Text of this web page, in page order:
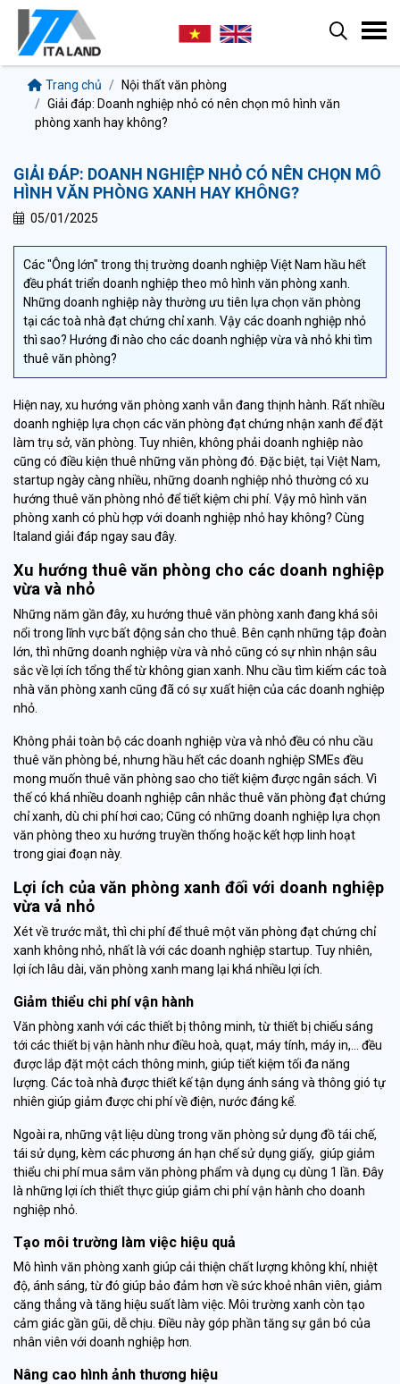
Trang chủ
Nội thất văn phòng
Giải đáp: Doanh nghiệp nhỏ có nên chọn mô hình văn
phòng xanh hay không?
GIẢI ĐÁP: DOANH NGHIỆP NHỎ CÓ NÊN CHỌN MÔ
HÌNH VĂN PHÒNG XANH HAY KHÔNG?
05/01/2025
Các "Ông lớn" trong thị trường doanh nghiệp Việt Nam hầu hết
đều phát triển doanh nghiệp theo mô hình văn phòng xanh.
Những doanh nghiệp này thường ưu tiên lựa chọn văn phòng
tại các toà nhà đạt chứng chỉ xanh. Vậy các doanh nghiệp nhỏ
thì sao? Hướng đi nào cho các doanh nghiệp vừa và nhỏ khi tìm
thuê văn phòng?
Hiện nay, xu hướng văn phòng xanh vẫn đang thịnh hành. Rất nhiều
doanh nghiệp lựa chọn các văn phòng đạt chứng nhận xanh để đặt
làm trụ sở, văn phòng. Tuy nhiên, không phải doanh nghiệp nào
cũng có điều kiện thuê những văn phòng đó. Đặc biệt, tại Việt Nam,
startup ngày càng nhiều, những doanh nghiệp nhỏ thường có xu
hướng thuê văn phòng nhỏ để tiết kiệm chi phí. Vậy mô hình văn
phòng xanh có phù hợp với doanh nghiệp nhỏ hay không? Cùng
Italand giải đáp ngay sau đây.
Xu hướng thuê văn phòng cho các doanh nghiệp
vừa và nhỏ
Những năm gần đây, xu hướng thuê văn phòng xanh đang khá sôi
nổi trong lĩnh vực bất động sản cho thuê. Bên cạnh những tập đoàn
lớn, thì những doanh nghiệp vừa và nhỏ cũng có sự nhìn nhận sâu
sắc về lợi ích tổng thể từ không gian xanh. Nhu cầu tìm kiếm các toà
nhà văn phòng xanh cũng đã có sự xuất hiện của các doanh nghiệp
nhỏ.
Không phải toàn bộ các doanh nghiệp vừa và nhỏ đều có nhu cầu
thuê văn phòng bé, nhưng hầu hết các doanh nghiệp SMEs đều
mong muốn thuê văn phòng sao cho tiết kiệm được ngân sách. Vì
thế có khá nhiều doanh nghiệp cân nhắc thuê văn phòng đạt chứng
chỉ xanh, dù chi phí hơi cao; Cũng có những doanh nghiệp lựa chọn
văn phòng theo xu hướng truyền thống hoặc kết hợp linh hoạt
trong giai đoạn này.
Lợi ích của văn phòng xanh đối với doanh nghiệp
vừa vả nhỏ
Xét về trước mắt, thì chi phí để thuê một văn phòng đạt chứng chỉ
xanh không nhỏ, nhất là với các doanh nghiệp startup. Tuy nhiên,
lợi ích lâu dài, văn phòng xanh mang lại khá nhiều lợi ích.
Giảm thiểu chi phí vận hành
Văn phòng xanh với các thiết bị thông minh, từ thiết bị chiếu sáng
tới các thiết bị vận hành như điều hoà, quạt, máy tính, máy in,... đều
được lắp đặt một cách thông minh, giúp tiết kiệm tối đa năng
lượng. Các toà nhà được thiết kế tận dụng ánh sáng và thông gió tự
nhiên giúp giảm được chi phí về điện, nước đáng kể.
Ngoài ra, những vật liệu dùng trong văn phòng sử dụng đồ tái chế,
tái sử dụng, kèm các phương án hạn chế sử dụng giấy, giúp giảm
thiểu chi phí mua sắm văn phòng phẩm và dụng cụ dùng 1 lần. Đây
là những lợi ích thiết thực giúp giảm chi phí vận hành cho doanh
nghiệp nhỏ.
Tạo môi trường làm việc hiệu quả
Mô hình văn phòng xanh giúp cải thiện chất lượng không khí, nhiệt
độ, ánh sáng, từ đó giúp bảo đảm hơn về sức khoẻ nhân viên, giảm
căng thẳng và tăng hiệu suất làm việc. Môi trường xanh còn tạo
cảm giác gần gũi, dễ chịu. Điều này góp phần tăng sự gắn bó của
nhân viên với doanh nghiệp hơn.
Nâng cao hình ảnh thương hiệu